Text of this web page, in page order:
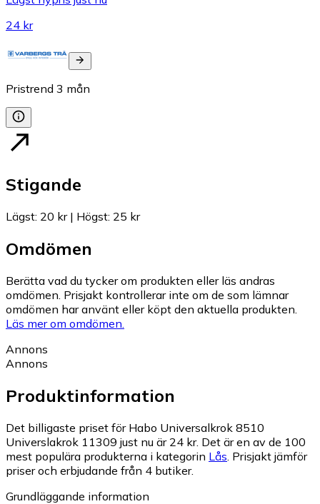
24 kr
Pristrend 3 mån
Stigande
Lägst: 20 kr| Högst: 25 kr
Omdömen
Berätta vad du tycker om produkten eller läs andras
omdömen. Prisjakt kontrollerar inte om de som lämnar
omdömen har använt eller köpt den aktuella produkten.
Läs mer om omdömen.
Annons
Annons
Produktinformation
Det billigaste priset för Habo Universalkrok 8510
Universlakrok 11309 just nu är 24 kr. Det är en av de 100
mest populära produkterna i kategorin Lås Prisjakt jämför
priser och erbjudande från 4 butiker.
Grundläggande information